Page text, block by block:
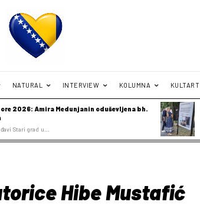
NATURAL INTERVIEW KOLUMNA KULTART
2026: Amira Medunjanin oduševljena bh.
Stari grad u...
Hibe Mustafić